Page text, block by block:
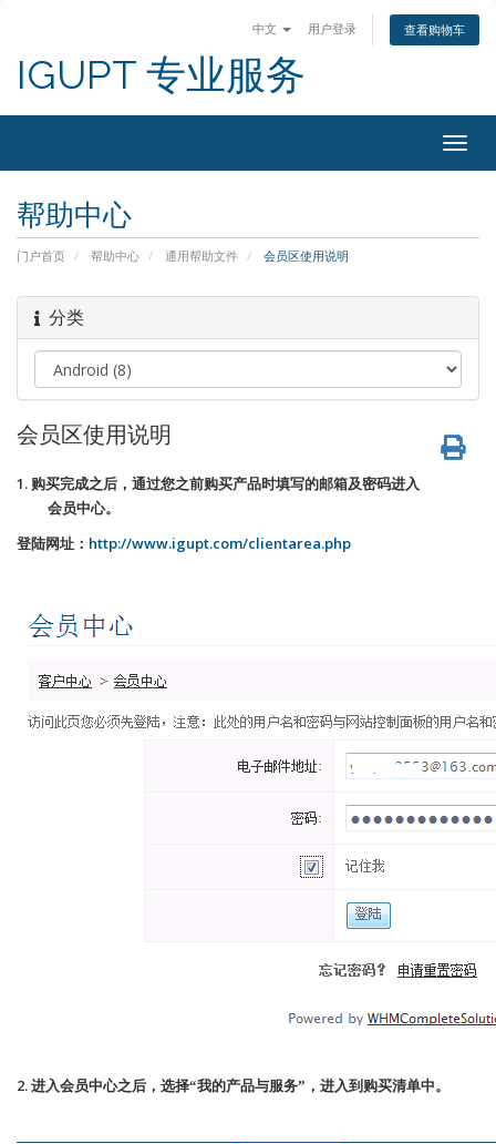
中文 用户登录 查看购物车
IGUPT 专业服务
帮助中心
门户首页 帮助中心 通用帮助文件 会员区使用说明
分类
会员区使用说明
1. 购买完成之后，通过您之前购买产品时填写的邮箱及密码进入
会员中心。
登陆网址： http://www.igupt.com/clientarea.php
2. 进入会员中心之后，选择“我的产品与服务”，进入到购买清单中。